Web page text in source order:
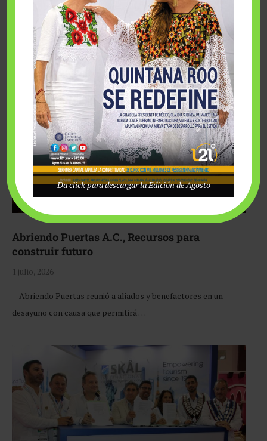
Fairmont Mayakoba y Make-A-Wish México unieron
esfuerzos para hacer realidad el deseo de una …
Abriendo Puertas A.C., Recursos para
construir futuro
1 julio, 2026
Abriendo Puertas reunió a aliados y benefactores en un
desayuno con causa que permitirá …
Da click para descargar la Edición de Agosto